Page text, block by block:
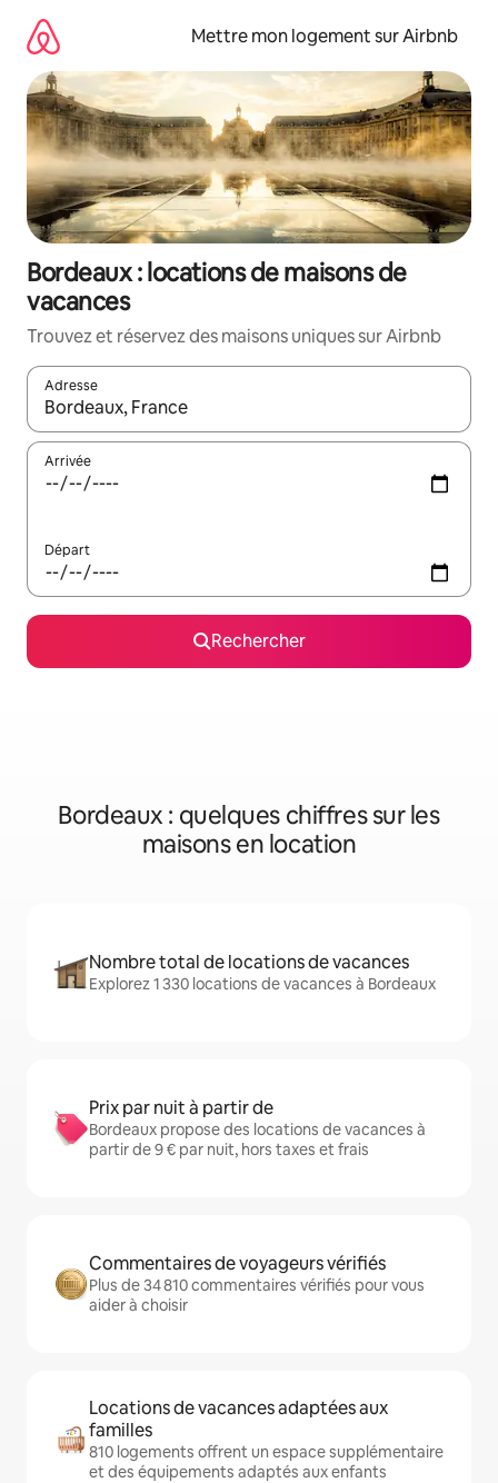
directement
contenu
Mettre mon logement sur Airbnb
Bordeaux : locations de maisons de
vacances
Trouvez et réservez des maisons uniques sur Airbnb
Adresse
Lorsque les résultats s'affichent, utilisez les flèches vers le
Arrivée
Départ
Rechercher
Bordeaux : quelques chiffres sur les
maisons en location
Nombre total de locations de vacances
Explorez 1 330 locations de vacances à Bordeaux
Prix par nuit à partir de
Bordeaux propose des locations de vacances à
partir de 9 € par nuit, hors taxes et frais
Commentaires de voyageurs vérifiés
Plus de 34 810 commentaires vérifiés pour vous
aider à choisir
Locations de vacances adaptées aux
familles
810 logements offrent un espace supplémentaire
et des équipements adaptés aux enfants